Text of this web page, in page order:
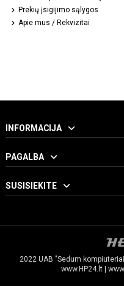
Prekių įsigijimo sąlygos
Apie mus / Rekvizitai
INFORMACIJA
PAGALBA
SUSISIEKITE
2022 UAB "Sedum
www.HP24.lt|